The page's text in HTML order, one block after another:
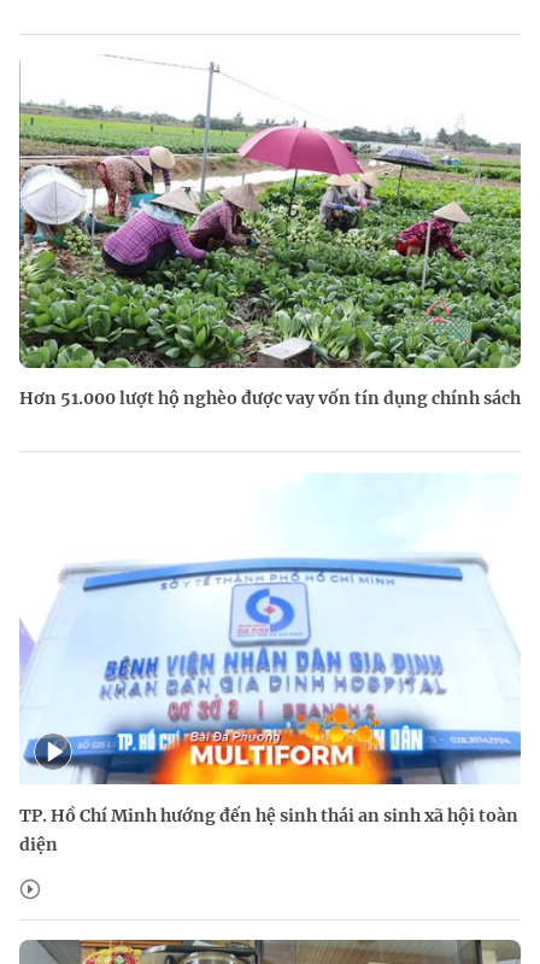
Hơn 51.000 lượt hộ nghèo được vay vốn tín dụng chính sách
TP. Hồ Chí Minh hướng đến hệ sinh thái an sinh xã hội toàn
diện